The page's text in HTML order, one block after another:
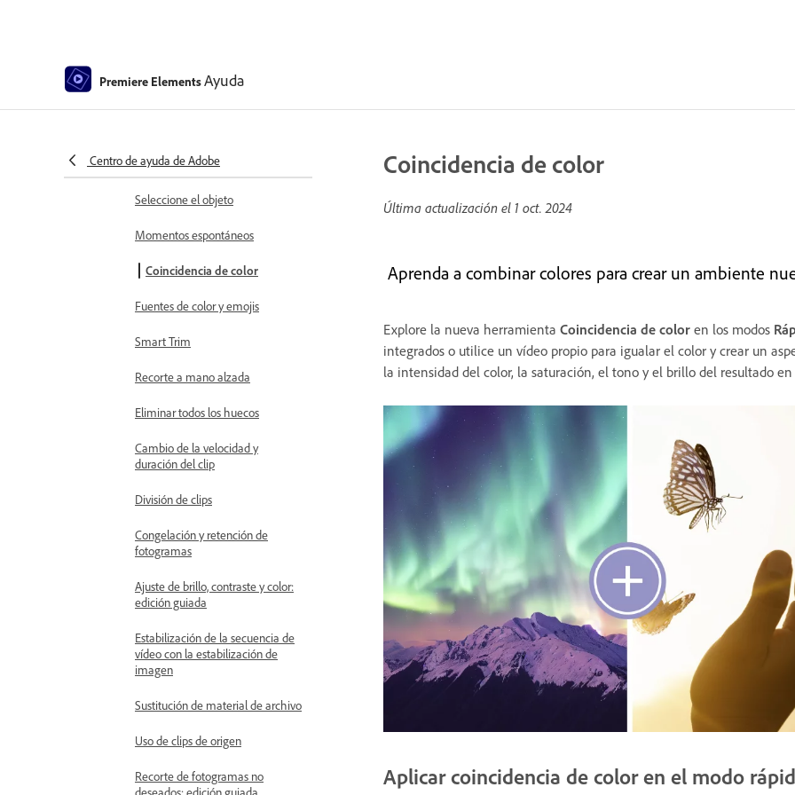
Premiere ElementsAyuda
Centro de ayuda de Adobe
Premiere Elements
Reducir ruido
Seleccione el objeto
Momentos espontáneos
Coincidencia de color
Fuentes de color y emojis
Smart Trim
Recorte a mano alzada
Eliminar todos los huecos
Cambio de la velocidad y
duración del clip
División de clips
Congelación y retención de
fotogramas
Ajuste de brillo, contraste y color:
edición guiada
Estabilización de la secuencia de
vídeo con la estabilización de
imagen
Sustitución de material de archivo
Uso de clips de origen
Recorte de fotogramas no
deseados: edición guiada
Coincidencia de color
Última actualización el 1 oct. 2024
Aprenda a combinar colores para crear un ambiente
Explore la nueva herramienta Coincidencia de color en los modos
integrados o utilice un vídeo propio para igualar el color y crear un
la intensidad del color, la saturación, el tono y el brillo del resultado
Aplicar coincidencia de color en el modo